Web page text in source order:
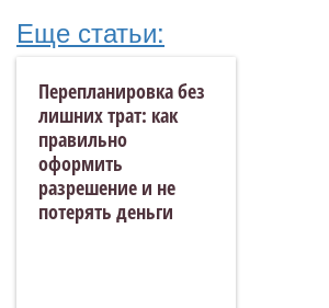
Еще статьи:
Перепланировка без
лишних трат: как
правильно
оформить
разрешение и не
потерять деньги